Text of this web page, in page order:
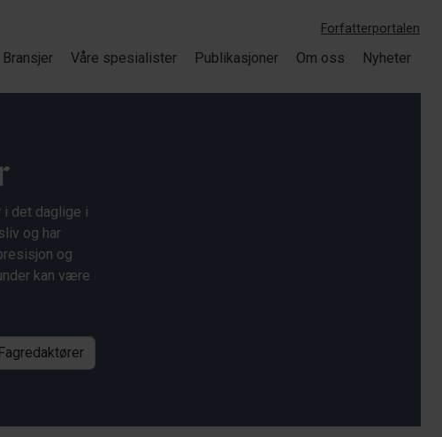
Forfatterportalen
Bransjer Våre spesialister Publikasjoner Om oss Nyheter
i det daglige i
og har
og
kan være